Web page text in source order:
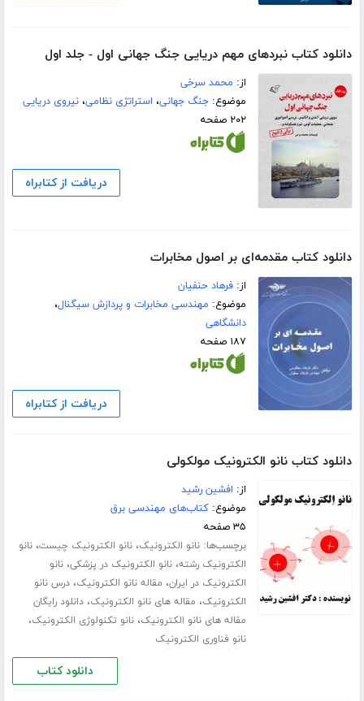
دانلود کتاب نبردهای مهم دریایی جنگ جهانی اول - جلد اول
از: محمد سرخی
موضوع:جنگ جهانی، استراتژی نظامی،نیروی دریایی
۲۰۲ صفحه
دریافت از کتابراه
دانلود کتاب مقدمه‌ای بر اصول مخابرات
از:فرهاد حنفیان
موضوع: مهندسی مخابرات و پردازش سیگنال،
دانشگاهی
۱۸۷ صفحه
دریافت از کتابراه
دانلود کتاب نانو الکترونیک مولکولی
از: افشین رشید
موضوع:کتاب‌های مهندسی برق
۳۵ صفحه
برچسب‌ها:نانو الکترونیک،نانو الکترونیک چیست،نانو
الکترونیک رشته،نانو الکترونیک در پزشکی،نانو
الکترونیک در ایران، مقاله نانو الکترونیک،درس نانو
الکترونیک، مقاله های نانو الکترونیک،دانلود رایگان
مقاله های نانو الکترونیک،نانو تکنولوژی الکترونیک،
نانو فناوری الکترونیک
دانلود کتاب